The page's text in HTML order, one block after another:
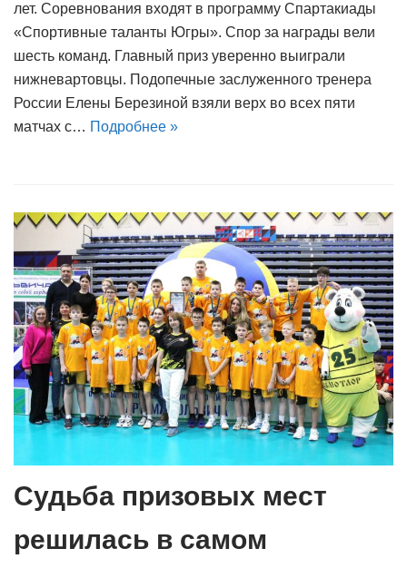
лет. Соревнования входят в программу Спартакиады
«Спортивные таланты Югры». Спор за награды вели
шесть команд. Главный приз уверенно выиграли
нижневартовцы. Подопечные заслуженного тренера
России Елены Березиной взяли верх во всех пяти
матчах с… Подробнее »
Судьба призовых мест
решилась в самом